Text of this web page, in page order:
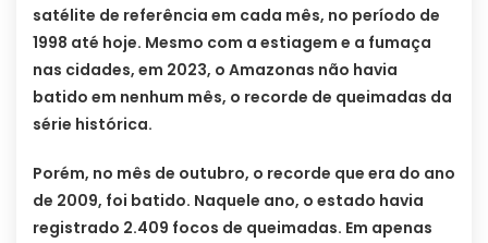
satélite de referência em cada mês, no período de
1998 até hoje. Mesmo com a estiagem e a fumaça
nas cidades, em 2023, o Amazonas não havia
batido em nenhum mês, o recorde de queimadas da
série histórica.
Porém, no mês de outubro, o recorde que era do ano
de 2009, foi batido. Naquele ano, o estado havia
registrado 2.409 focos de queimadas. Em apenas